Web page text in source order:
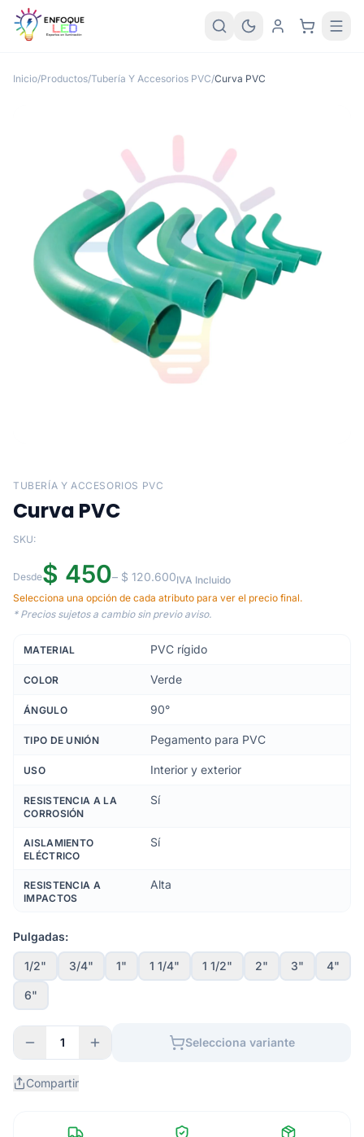
Inicio/Productos/Tubería Y Accesorios PVC/Curva PVC
TUBERÍA Y ACCESORIOS PVC
Curva PVC
SKU:
Desde$ 450– $ 120.600IVA Incluido
Selecciona una opción de cada atributo para ver el precio final.
* Precios sujetos a cambio sin previo aviso.
MATERIAL PVC rígido
COLOR Verde
ÁNGULO 90°
TIPO DE UNIÓN Pegamento para PVC
USO Interior y exterior
RESISTENCIA A LA
CORROSIÓN
Sí
AISLAMIENTO
ELÉCTRICO
Sí
RESISTENCIA A
IMPACTOS
Alta
Pulgadas:
1/2" 3/4" 1" 1 1/4" 1 1/2" 2" 3" 4"
6"
1 Selecciona variante
Compartir